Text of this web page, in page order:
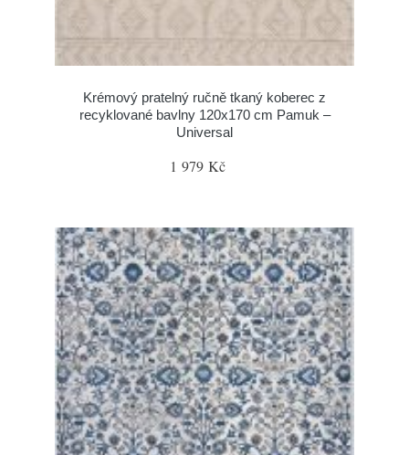
Krémový pratelný ručně tkaný koberec z
recyklované bavlny 120x170 cm Pamuk –
Universal
1 979 Kč